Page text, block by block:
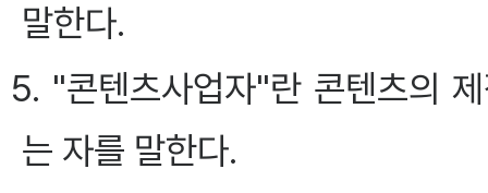
말한다.
5. "콘텐츠사업자"란 콘텐츠의
는 자를 말한다.